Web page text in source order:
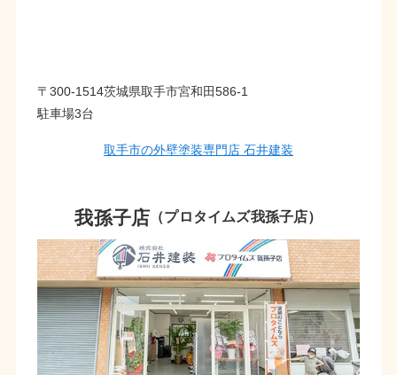
〒300-1514茨城県取手市宮和田586-1
駐車場3台
取手市の外壁塗装専門店 石井建装
我孫子店 （プロタイムズ我孫子店）